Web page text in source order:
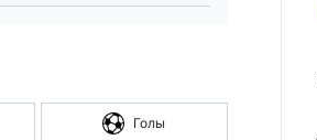
Голы